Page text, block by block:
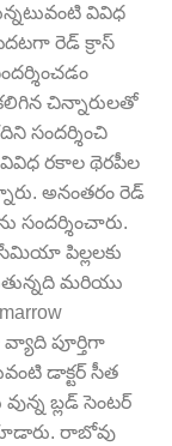
వివిధ
రెడ్ క్రాస్
చిన్నారులతో
సందర్శించి
వివిధ రకాల థెరపీల
అనంతరం రెడ్
సందర్శించారు.
పిల్లలకు
మరియు
పూర్తిగా
డాక్టర్ సీత
బ్లడ్ సెంటర్
రాబోవు